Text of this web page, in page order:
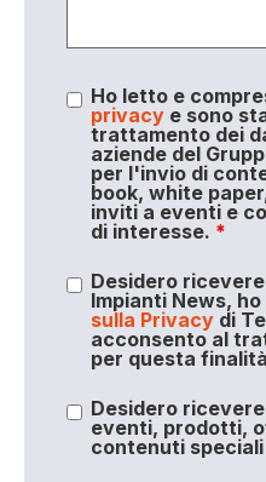
Ho letto e
privacye sono
trattamento dei
aziende del
per l'invio di
book, white
inviti a eventi e
di interesse. *
Desidero
Impianti News,
sulla Privacydi
acconsento al
per questa finalità
Desidero
eventi, prodotti,
contenuti speciali